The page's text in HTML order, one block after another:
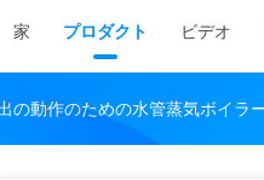
家 プロダクト ビデオ
の動作のための水管蒸気ボイラ